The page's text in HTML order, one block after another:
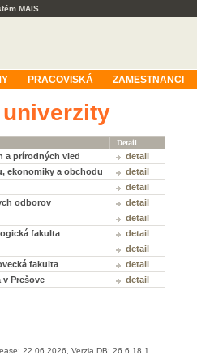
MAIS
PRACOVISKÁ ZAMESTNANCI
Detail
a prírodných vied
detail
ekonomiky a obchodu
detail
detail
odborov
detail
detail
fakulta
detail
detail
fakulta
detail
v Prešove detail
22.06.2026, Verzia DB: 26.6.18.1